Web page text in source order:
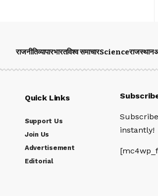
राजनीतिव्यापारभारतविश्व समाचारScienceराजस्थान
Quick Links
Support Us
Join Us
Advertisement
Editorial
instantly!